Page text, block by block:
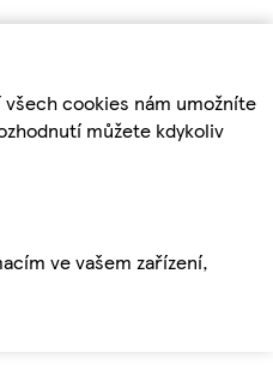
cookies nám umožníte
můžete kdykoliv
ve vašem zařízení,